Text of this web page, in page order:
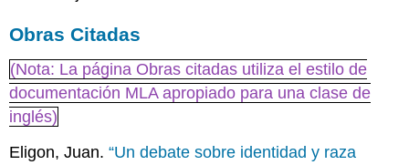
Obras Citadas
(Nota: La página Obras citadas utiliza el estilo de
documentación MLA apropiado para una clase de
inglés)
Eligon, Juan.“Un debate sobre identidad y raza